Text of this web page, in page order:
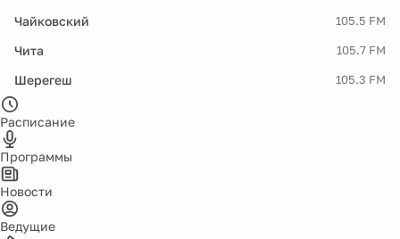
Чайковский 105.5 FM
Чита 105.7 FM
Шерегеш 105.3 FM
Расписание
Программы
Новости
Ведущие